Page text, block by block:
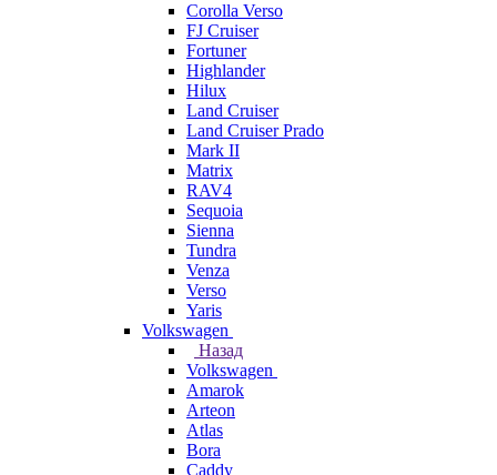
Corolla Verso
FJ Cruiser
Fortuner
Highlander
Hilux
Land Cruiser
Land Cruiser Prado
Mark II
Matrix
RAV4
Sequoia
Sienna
Tundra
Venza
Verso
Yaris
Volkswagen
Назад
Volkswagen
Amarok
Arteon
Atlas
Bora
Caddy